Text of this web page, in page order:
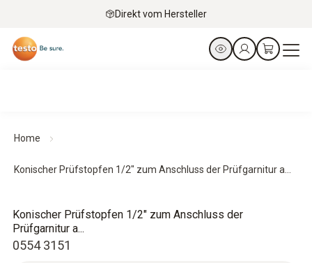
Direkt vom Hersteller
Home
Konischer Prüfstopfen 1/2" zum Anschluss der Prüfgarnitur a...
0554 3151
Konischer Prüfstopfen 1/2" zum Anschluss der
Prüfgarnitur a...